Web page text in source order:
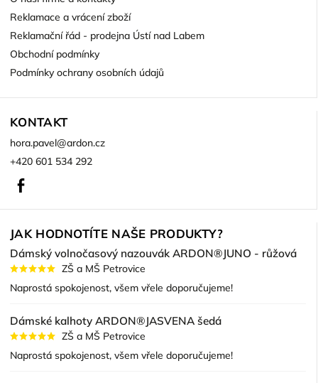
Reklamace a vrácení zboží
Reklamační řád - prodejna Ústí nad Labem
Obchodní podmínky
Podmínky ochrany osobních údajů
KONTAKT
hora.pavel@ardon.cz
+420 601 534 292
JAK HODNOTÍTE NAŠE PRODUKTY?
Dámský volnočasový nazouvák ARDON®JUNO - růžová
ZŠ a MŠ Petrovice
Naprostá spokojenost, všem vřele doporučujeme!
Dámské kalhoty ARDON®JASVENA šedá
ZŠ a MŠ Petrovice
Naprostá spokojenost, všem vřele doporučujeme!